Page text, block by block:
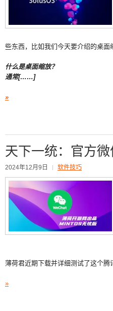
些东西，比如我们今天要介绍的桌面
什么是桌面缩放？
通常[……]
»
天下一统：官方微
2024年12月9日 软件技巧
薄荷君近期下载并详细测试了这个
»